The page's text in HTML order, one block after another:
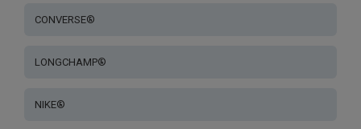
CONVERSE®
LONGCHAMP®
NIKE®